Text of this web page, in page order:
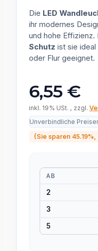
Die LED
ihr modernes
und hohe Effizienz.
Schutz ist sie
oder Flur geeignet.
6,55 €
inkl. 19% USt. , zzgl.
Unverbindliche
(Sie sparen 45.19%
AB
2
3
5